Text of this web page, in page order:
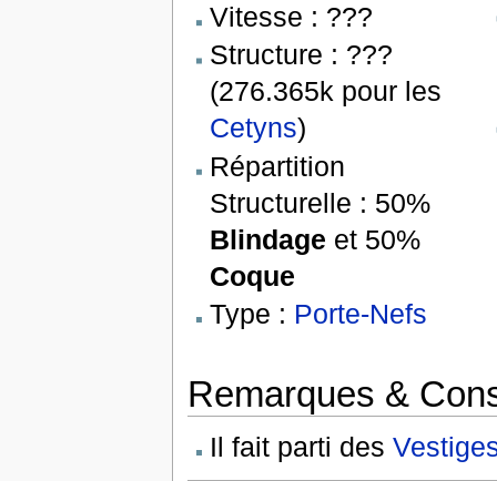
Vitesse : ???
Structure : ???
(276.365k pour les
Cetyns)
Répartition
Structurelle : 50%
Blindage et 50%
Coque
Type : Porte-Nefs
Remarques &
Il fait parti des